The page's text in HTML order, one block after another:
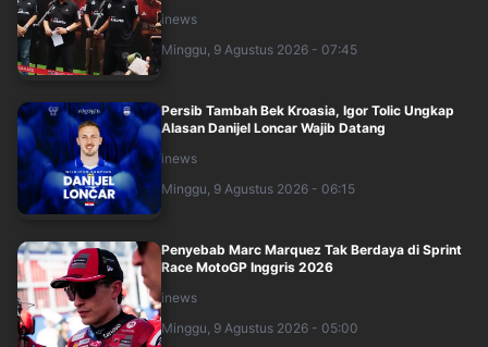
inews
Minggu, 9 Agustus 2026 - 07:45
Persib Tambah Bek Kroasia, Igor Tolic Ungkap
Alasan Danijel Loncar Wajib Datang
inews
Minggu, 9 Agustus 2026 - 06:15
Penyebab Marc Marquez Tak Berdaya di Sprint
Race MotoGP Inggris 2026
inews
Minggu, 9 Agustus 2026 - 05:00